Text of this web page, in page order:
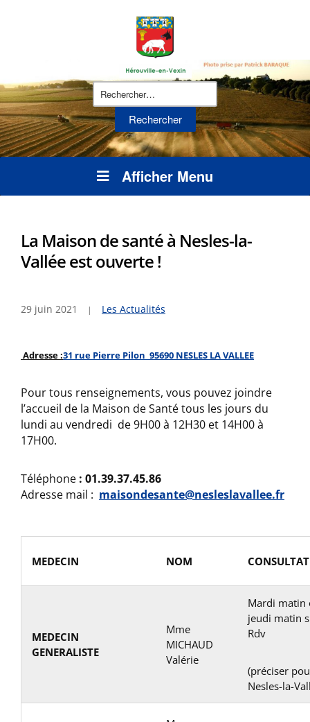
Rechercher :
Afficher Menu
La Maison de santé à Nesles-la-
Vallée est ouverte !
29 juin 2021 Les Actualités
Adresse :31 rue Pierre Pilon 95690 NESLES LA VALLEE
Pour tous renseignements, vous pouvez joindre
l’accueil de la Maison de Santé tous les jours du
lundi au vendredi de 9H00 à 12H30 et 14H00 à
17H00.
Téléphone : 01.39.37.45.86
Adresse mail : maisondesante@nesleslavallee.fr
MEDECIN NOM
MEDECIN
GENERALISTE
Mme
MICHAUD
Valérie
Mardi matin
jeudi matin
Rdv
(préciser
Nesles-la-